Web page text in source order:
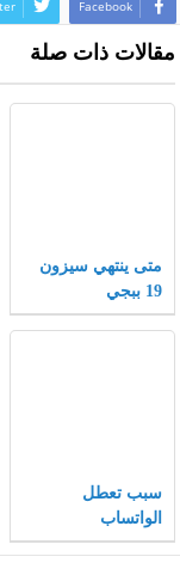
Facebook
مقالات ذات صلة
متى ينتهي سيزون
19 ببجي
سبب تعطل
الواتساب
والانستقرام والفيس